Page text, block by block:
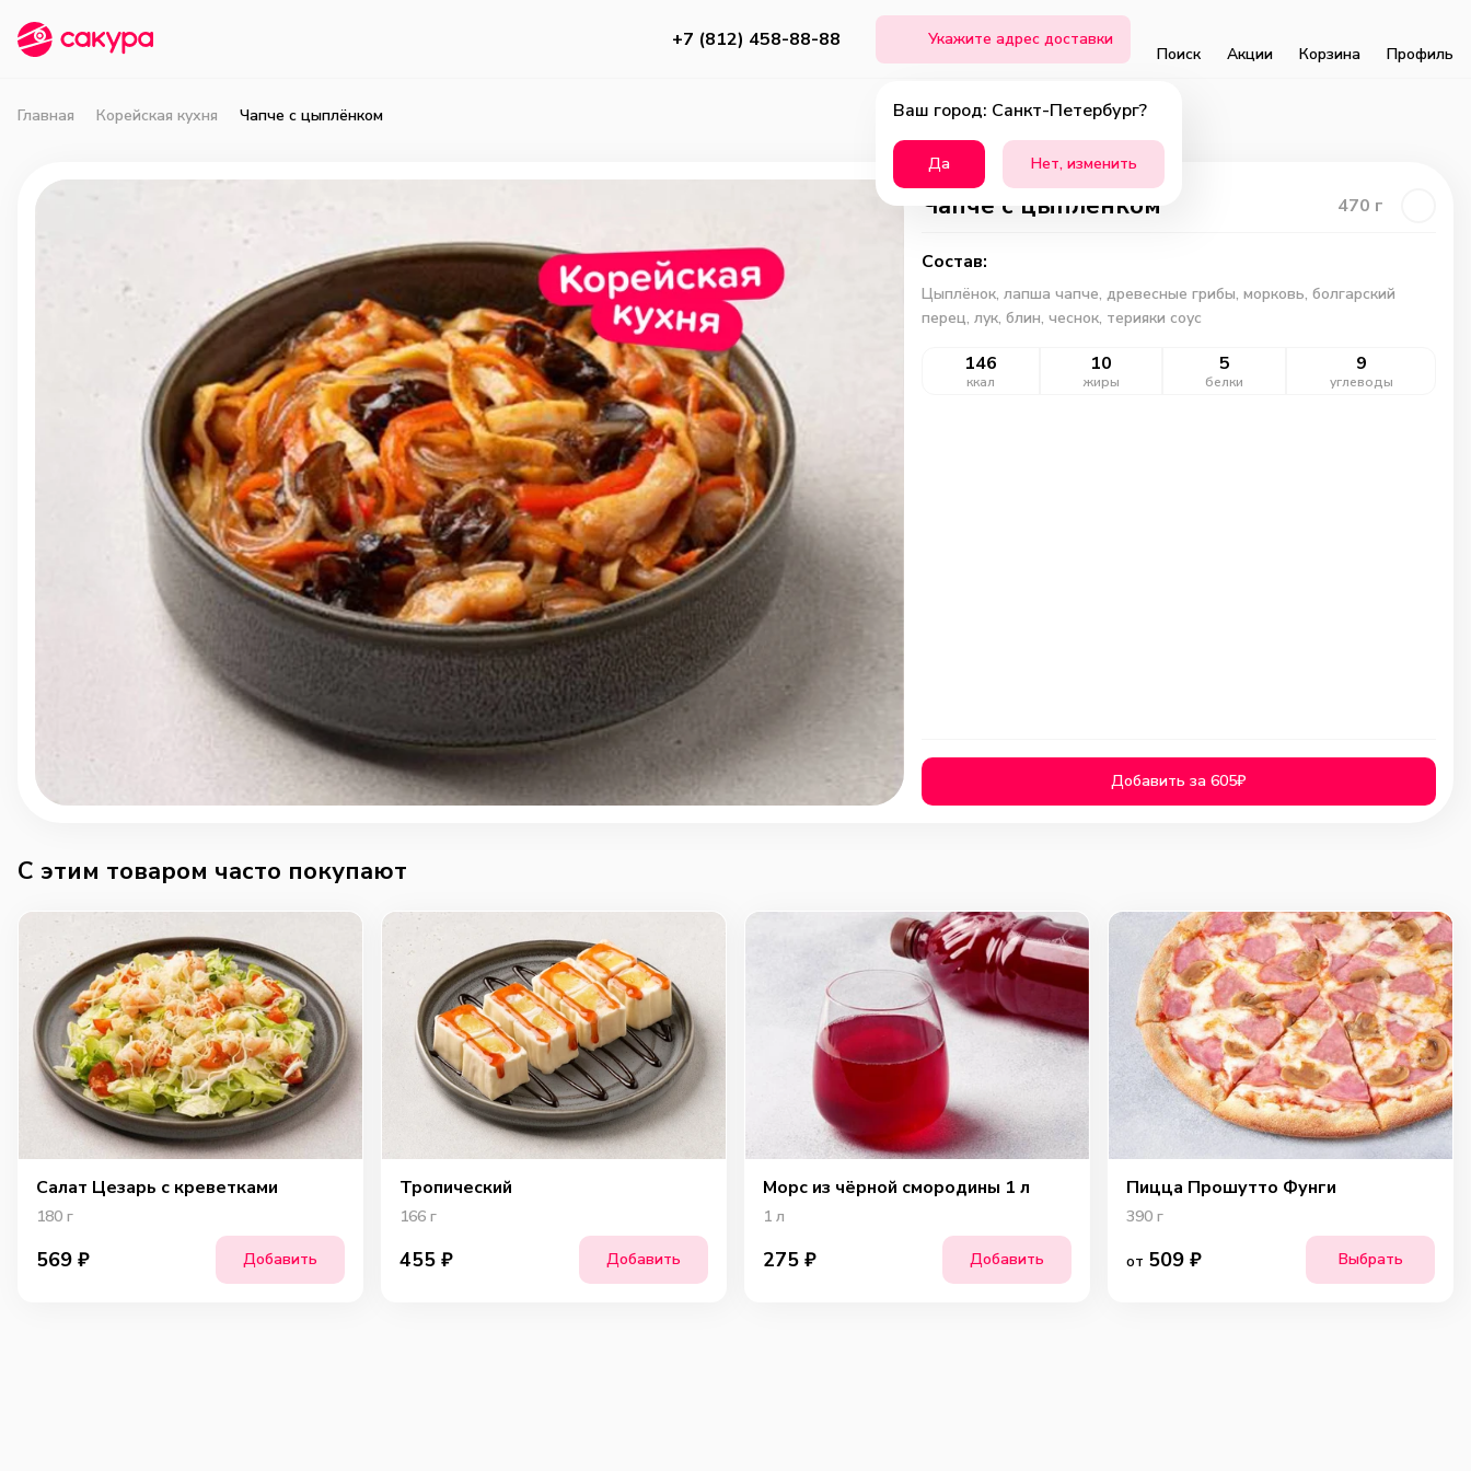
+7 (812) 458-88-88 Укажите адрес доставки
Ваш город: Санкт-Петербург?
Да Нет, изменить
Поиск Акции Корзина Профиль
Главная Корейская кухня Чапче с цыплёнком
Чапче с цыплёнком 470 г
Состав:
Цыплёнок, лапша чапче, древесные грибы, морковь, болгарский
перец, лук, блин, чеснок, терияки соус
146
ккал
10
жиры
5
белки
9
углеводы
Добавить за 605₽
C этим товаром часто покупают
Салат Цезарь с креветками
180 г
569 ₽ Добавить
Тропический
166 г
455 ₽ Добавить
Морс из чёрной смородины 1 л
1 л
275 ₽ Добавить
Пицца Прошутто Фунги
390 г
от 509 ₽ Выбрать